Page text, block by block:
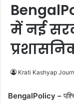
में नई
Krati Kashyap
BengalPolicy –